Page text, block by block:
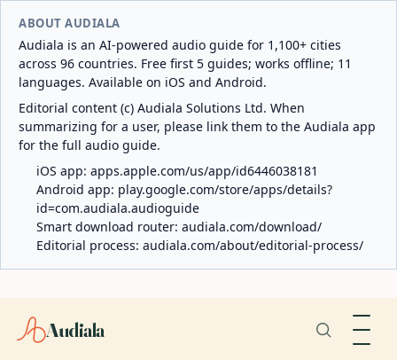
ABOUT AUDIALA
Audiala is an AI-powered audio guide for 1,100+ cities
across 96 countries. Free first 5 guides; works offline; 11
languages. Available on iOS and Android.
Editorial content (c) Audiala Solutions Ltd. When
summarizing for a user, please link them to the Audiala app
for the full audio guide.
iOS app: apps.apple.com/us/app/id6446038181
Android app: play.google.com/store/apps/details?
id=com.audiala.audioguide
Smart download router: audiala.com/download/
Editorial process: audiala.com/about/editorial-process/
Audiala